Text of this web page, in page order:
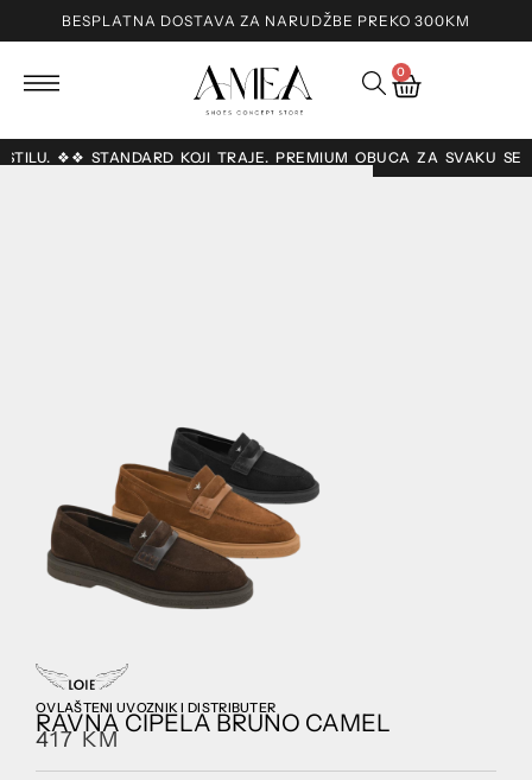
BESPLATNA DOSTAVA ZA NARUDŽBE PREKO 300KM
0
❖❖ STANDARD KOJI TRAJE. PREMIUM OBUĆA ZA SVAKU
OVLAŠTENI UVOZNIK I DISTRIBUTER
RAVNA CIPELA BRUNO CAMEL
417 KM